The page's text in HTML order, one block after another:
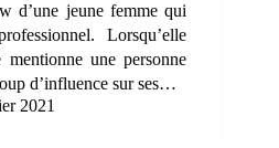
d’une jeune femme qui
Lorsqu’elle
une personne
d’influence sur ses…
2021